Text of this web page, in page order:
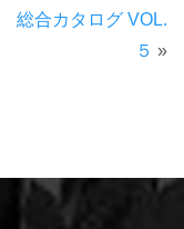
総合カタログ VOL.
５ »